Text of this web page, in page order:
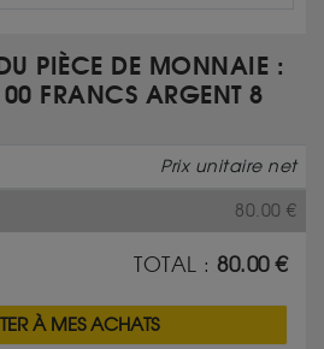
PIÈCE DE MONNAIE :
FRANCS ARGENT 8
Prix unitaire net
80.00 €
TOTAL :80.00€
À MES ACHATS